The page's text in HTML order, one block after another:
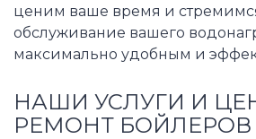
ценим ваше время и
обслуживание вашего
максимально удобным и
НАШИ УСЛУГИ И
РЕМОНТ БОЙЛЕРОВ